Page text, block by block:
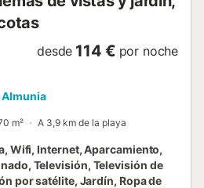
desde 114 € por noche
Almunia
m² A 3,9 km de la playa
Wifi, Internet, Aparcamiento,
Televisión, Televisión de
por satélite, Jardín, Ropa de